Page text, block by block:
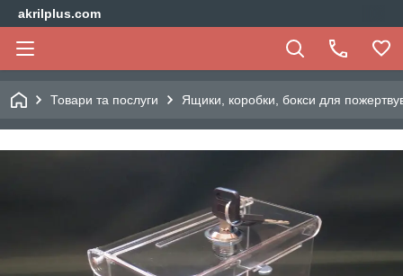
akrilplus.com
Товари та послуги Ящики, коробки, бокси для